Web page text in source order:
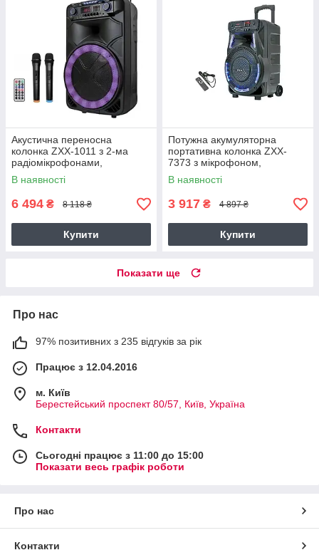
Акустична переносна
колонка ZXX-1011 з 2-ма
радіомікрофонами,
Потужність 300Вт, 15",
45х72х36см,
USB/SD/FM/BT/2MIC/ДК,
чорна
В наявності
6 494 ₴ 8 118 ₴
Купити
Потужна акумуляторна
портативна колонка ZXX-
7373 з мікрофоном,
Потужність 40Вт, 53х35х28см,
з караоке
В наявності
3 917 ₴ 4 897 ₴
Купити
Показати ще
Про нас
97% позитивних з 235 відгуків за рік
Працює з 12.04.2016
м. Київ
Берестейський проспект 80/57, Київ, Україна
Контакти
Сьогодні працює з 11:00 до 15:00
Показати весь графік роботи
Про нас
Контакти